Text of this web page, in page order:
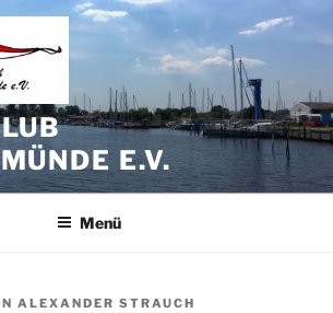
E.V.
Menü
ALEXANDER STRAUCH